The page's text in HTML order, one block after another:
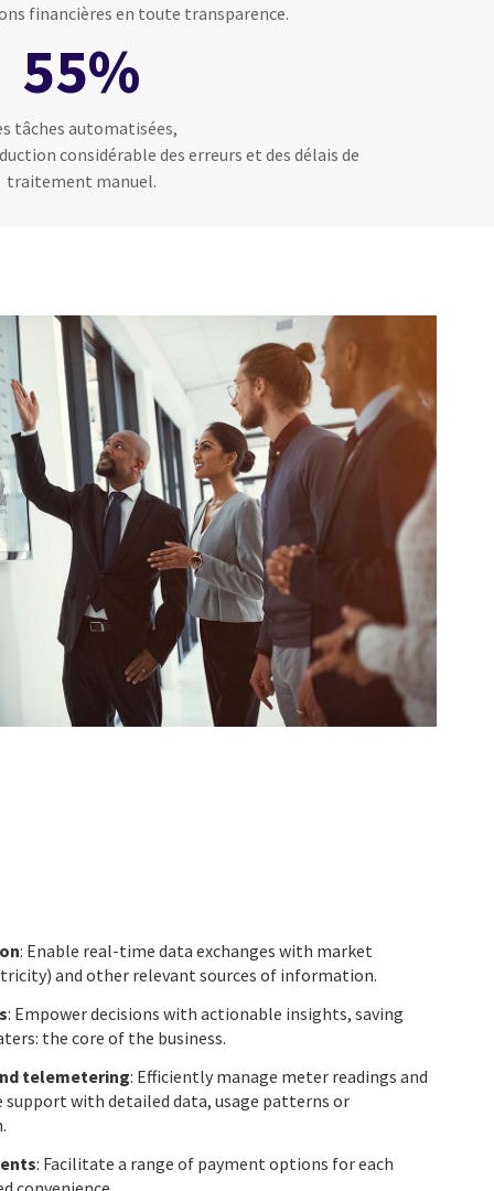
financières en toute transparence.
55%
tâches automatisées,
considérable des erreurs et des délais de
traitement manuel.
: Enable real-time data exchanges with market
and other relevant sources of information.
: Empower decisions with actionable insights, saving
the core of the business.
telemetering: Efficiently manage meter readings and
with detailed data, usage patterns or
: Facilitate a range of payment options for each